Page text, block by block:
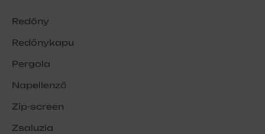
Redőny
Redőnykapu
Pergola
Napellenző
Zip-screen
Zsaluzia